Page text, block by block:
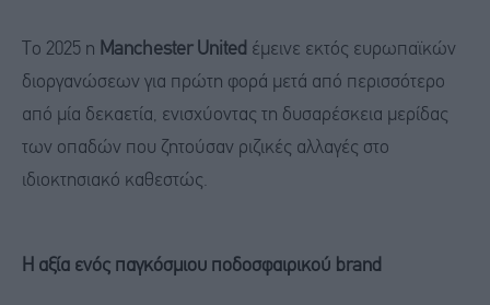
Το 2025 η Manchester United έμεινε εκτός ευρωπαϊκών
διοργανώσεων για πρώτη φορά μετά από περισσότερο
από μία δεκαετία, ενισχύοντας τη δυσαρέσκεια μερίδας
των οπαδών που ζητούσαν ριζικές αλλαγές στο
ιδιοκτησιακό καθεστώς.
Η αξία ενός παγκόσμιου ποδοσφαιρικού brand